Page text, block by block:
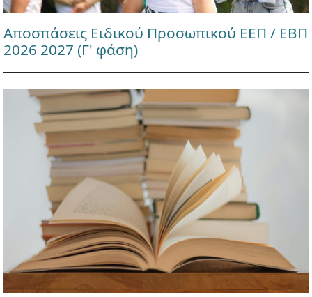
Αποσπάσεις Ειδικού Προσωπικού ΕΕΠ / ΕΒΠ
2026 2027 (Γ' φάση)